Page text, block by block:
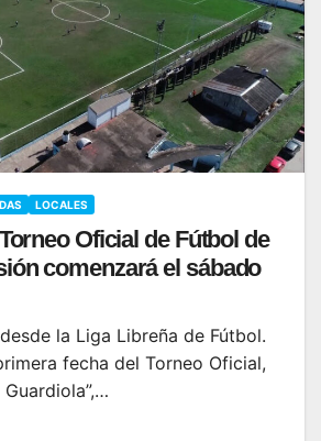
LOCALES
Oficial de Fútbol de
comenzará el sábado
la Liga Libreña de Fútbol.
fecha del Torneo Oficial,